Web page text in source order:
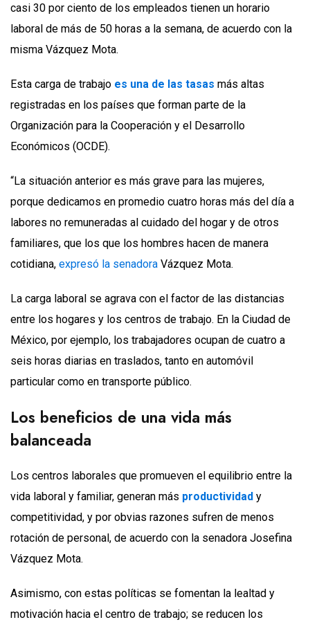
casi 30 por ciento de los empleados tienen un horario
laboral de más de 50 horas a la semana, de acuerdo con la
misma Vázquez Mota.
Esta carga de trabajo es una de las tasas más altas
registradas en los países que forman parte de la
Organización para la Cooperación y el Desarrollo
Económicos (OCDE).
“La situación anterior es más grave para las mujeres,
porque dedicamos en promedio cuatro horas más del día a
labores no remuneradas al cuidado del hogar y de otros
familiares, que los que los hombres hacen de manera
cotidiana, expresó la senadora Vázquez Mota.
La carga laboral se agrava con el factor de las distancias
entre los hogares y los centros de trabajo. En la Ciudad de
México, por ejemplo, los trabajadores ocupan de cuatro a
seis horas diarias en traslados, tanto en automóvil
particular como en transporte público.
Los beneficios de una vida más
balanceada
Los centros laborales que promueven el equilibrio entre la
vida laboral y familiar, generan más productividad y
competitividad, y por obvias razones sufren de menos
rotación de personal, de acuerdo con la senadora Josefina
Vázquez Mota.
Asimismo, con estas políticas se fomentan la lealtad y
motivación hacia el centro de trabajo; se reducen los